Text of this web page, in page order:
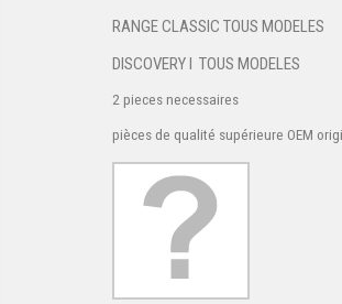
RANGE CLASSIC TOUS MODELES
DISCOVERY I TOUS MODELES
2 pieces necessaires
pièces de qualité supérieure OEM